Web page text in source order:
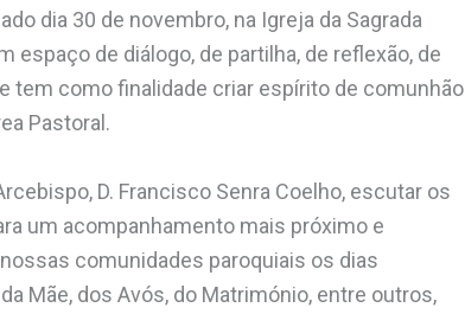
dia 30 de novembro, na Igreja da Sagrada
espaço de diálogo, de partilha, de reflexão, de
tem como finalidade criar espírito de comunhão
Pastoral.
D. Francisco Senra Coelho, escutar os
um acompanhamento mais próximo e
comunidades paroquiais os dias
Mãe, dos Avós, do Matrimónio, entre outros,